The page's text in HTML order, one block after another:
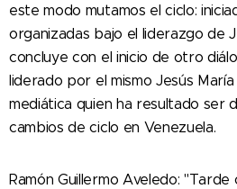
este modo mutamos el ciclo:
organizadas bajo el liderazgo de
concluye con el inicio de otro
liderado por el mismo Jesús
mediática quien ha resultado ser
cambios de ciclo en Venezuela.
Ramón Guillermo Aveledo: